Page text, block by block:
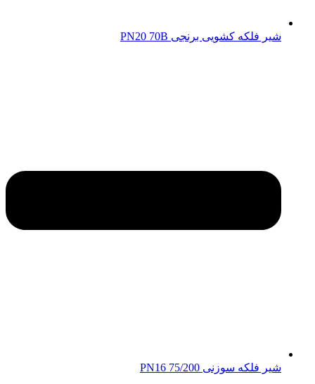
شیر فلکه کشویی برنجی PN20 70B
شیر فلکه سوزنی 75/200 PN16